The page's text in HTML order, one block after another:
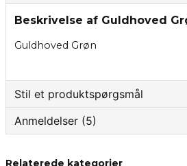
Beskrivelse af Guldhoved
Guldhoved Grøn
Stil et produktspørgsmål
question
Anmeldelser (5)
Hasim